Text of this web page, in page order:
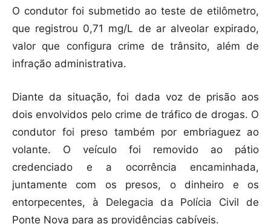
O condutor foi submetido ao teste de etilômetro,
que registrou 0,71 mg/L de ar alveolar expirado,
valor que configura crime de trânsito, além de
infração administrativa.
Diante da situação, foi dada voz de prisão aos
dois envolvidos pelo crime de tráfico de drogas. O
condutor foi preso também por embriaguez ao
volante. O veículo foi removido ao pátio
credenciado e a ocorrência encaminhada,
juntamente com os presos, o dinheiro e os
entorpecentes, à Delegacia da Polícia Civil de
Ponte Nova para as providências cabíveis.